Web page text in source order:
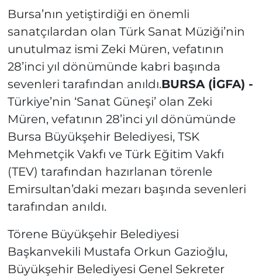
Bursa’nın yetiştirdiği en önemli
sanatçılardan olan Türk Sanat Müziği’nin
unutulmaz ismi Zeki Müren, vefatının
28’inci yıl dönümünde kabri başında
sevenleri tarafından anıldı.BURSA (İGFA) -
Türkiye’nin ‘Sanat Güneşi’ olan Zeki
Müren, vefatının 28’inci yıl dönümünde
Bursa Büyükşehir Belediyesi, TSK
Mehmetçik Vakfı ve Türk Eğitim Vakfı
(TEV) tarafından hazırlanan törenle
Emirsultan’daki mezarı başında sevenleri
tarafından anıldı.
Törene Büyükşehir Belediyesi
Başkanvekili Mustafa Orkun Gazioğlu,
Büyükşehir Belediyesi Genel Sekreter